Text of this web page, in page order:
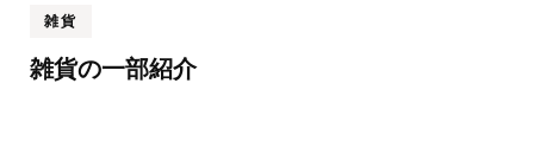
雑貨
雑貨の一部紹介